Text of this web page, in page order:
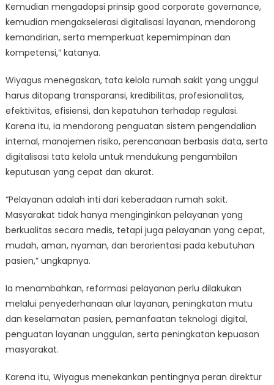
Kemudian mengadopsi prinsip good corporate governance,
kemudian mengakselerasi digitalisasi layanan, mendorong
kemandirian, serta memperkuat kepemimpinan dan
kompetensi,” katanya.
Wiyagus menegaskan, tata kelola rumah sakit yang unggul
harus ditopang transparansi, kredibilitas, profesionalitas,
efektivitas, efisiensi, dan kepatuhan terhadap regulasi.
Karena itu, ia mendorong penguatan sistem pengendalian
internal, manajemen risiko, perencanaan berbasis data, serta
digitalisasi tata kelola untuk mendukung pengambilan
keputusan yang cepat dan akurat.
“Pelayanan adalah inti dari keberadaan rumah sakit.
Masyarakat tidak hanya menginginkan pelayanan yang
berkualitas secara medis, tetapi juga pelayanan yang cepat,
mudah, aman, nyaman, dan berorientasi pada kebutuhan
pasien,” ungkapnya.
Ia menambahkan, reformasi pelayanan perlu dilakukan
melalui penyederhanaan alur layanan, peningkatan mutu
dan keselamatan pasien, pemanfaatan teknologi digital,
penguatan layanan unggulan, serta peningkatan kepuasan
masyarakat.
Karena itu, Wiyagus menekankan pentingnya peran direktur